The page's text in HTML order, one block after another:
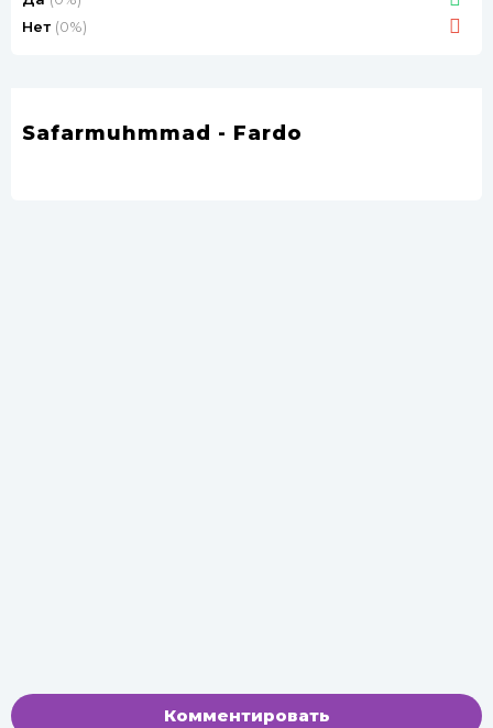
Нет (0%)
Safarmuhmmad - Fardo
Комментировать